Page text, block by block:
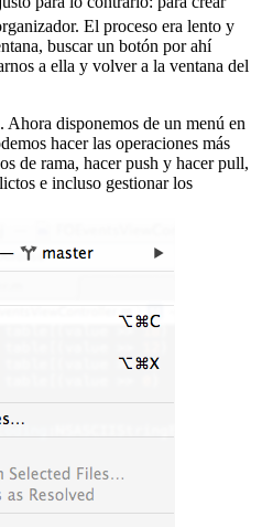
El proceso era lento y
buscar un botón por ahí
a ella y volver a la ventana del
disponemos de un menú en
hacer las operaciones más
de rama, hacer push y hacer pull,
e incluso gestionar los